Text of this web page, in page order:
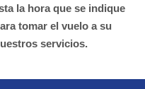
la hora que se indique
tomar el vuelo a su
servicios.